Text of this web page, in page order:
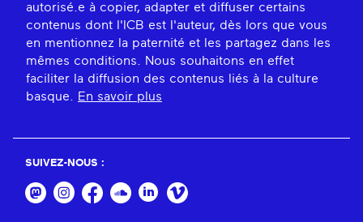
autorisé.e à copier, adapter et diffuser certains
contenus dont l'ICB est l'auteur, dès lors que vous
en mentionnez la paternité et les partagez dans les
mêmes conditions. Nous souhaitons en effet
faciliter la diffusion des contenus liés à la culture
basque. En savoir plus
SUIVEZ-NOUS :